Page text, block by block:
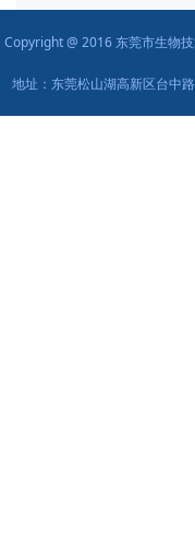
Copyright @ 2016 东莞市生物
地址：东莞松山湖高新区台中